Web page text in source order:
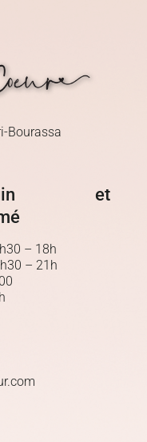
Bourassa
Juin et
– 18h
– 21h